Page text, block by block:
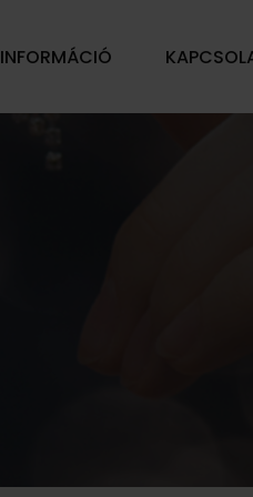
INFORMÁCIÓ